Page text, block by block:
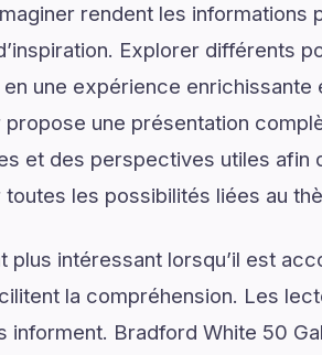
rendent les informations
Explorer différents
une expérience
propose une présentation
et des perspectives utiles afin
les possibilités liées au
plus intéressant lorsqu’il est
la compréhension. Les
informent. Bradford White 50